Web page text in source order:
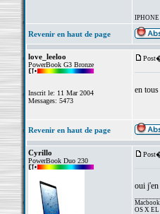
IPHONE
Revenir en haut de page
love_leeloo
PowerBook G3 Bronze
Inscrit le: 11 Mar 2004
Messages: 5473
en
Revenir en haut de page
Cyrillo
PowerBook Duo 230
oui
OS X